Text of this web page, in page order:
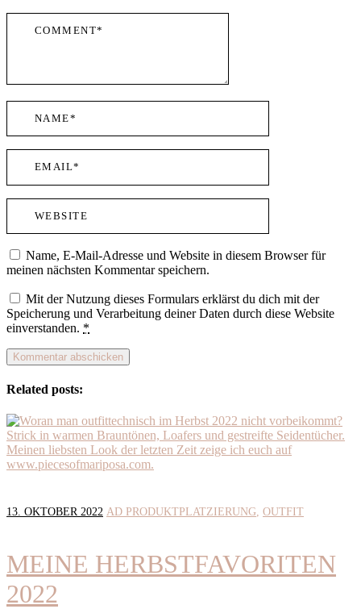
Name, E-Mail-Adresse und Website in diesem Browser für
meinen nächsten Kommentar speichern.
Mit der Nutzung dieses Formulars erklärst du dich mit der
Speicherung und Verarbeitung deiner Daten durch diese Website
einverstanden. *
Related posts:
13. OKTOBER 2022 AD PRODUKTPLATZIERUNG OUTFIT
MEINE HERBSTFAVORITEN
2022